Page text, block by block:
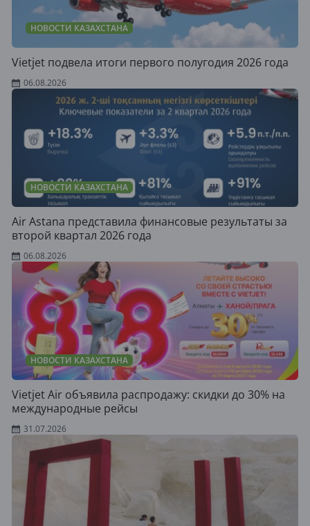
НОВОСТИ КАЗАХСТАНА
Vietjet подвела итоги первого полугодия 2026 года
06.08.2026
НОВОСТИ КАЗАХСТАНА
Air Astana представила финансовые результаты за
второй квартал 2026 года
06.08.2026
НОВОСТИ КАЗАХСТАНА
Vietjet Air объявила распродажу: скидки до 30% на
международные рейсы
31.07.2026